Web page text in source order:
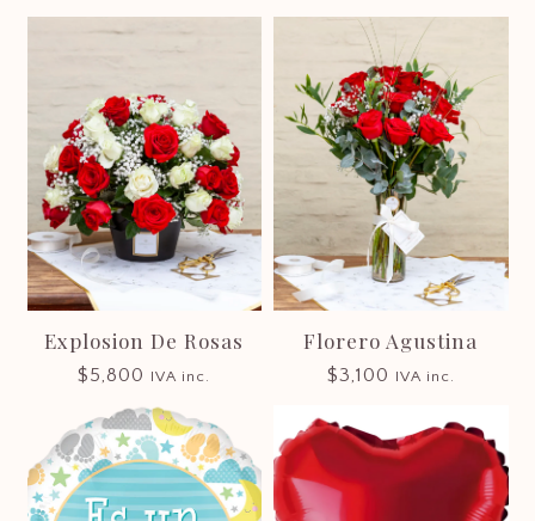
Explosion De Rosas
$5,800 IVA inc.
Florero Agustina
$3,100 IVA inc.